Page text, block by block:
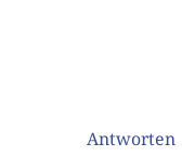
Antworten